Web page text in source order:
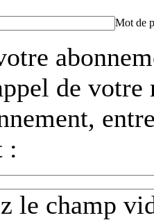
Mot de
de
:
le champ